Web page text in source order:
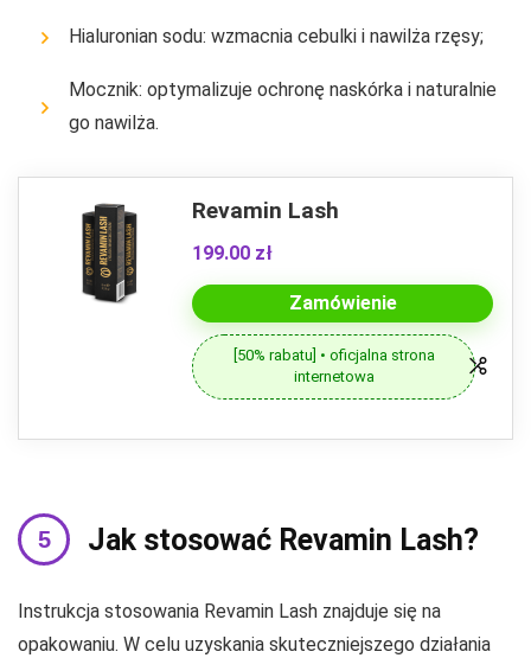
Hialuronian sodu: wzmacnia cebulki i nawilża rzęsy;
Mocznik: optymalizuje ochronę naskórka i naturalnie
go nawilża.
Revamin Lash
199.00 zł
Zamówienie
[50% rabatu] • oficjalna strona
internetowa
Jak stosować Revamin Lash?
Instrukcja stosowania Revamin Lash znajduje się na
opakowaniu. W celu uzyskania skuteczniejszego działania